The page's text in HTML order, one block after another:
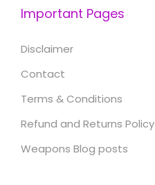
Important Pages
Disclaimer
Contact
Terms & Conditions
Refund and Returns Policy
Weapons Blog posts